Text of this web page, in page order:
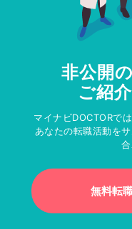
非公開
ご紹
マイナビDOCTORで
あなたの転職活動を
無料転